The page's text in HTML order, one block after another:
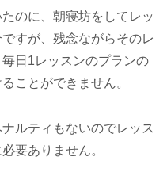
のに、朝寝坊をしてレッ
すが、残念ながらそのレ
日1レッスンのプランの
ことができません。
ルティもないのでレッス
要ありません。